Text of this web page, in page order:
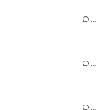
…
…
…